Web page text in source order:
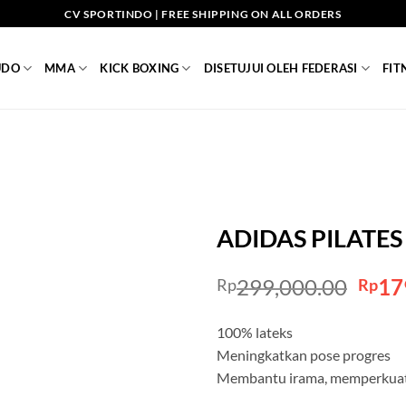
CV SPORTINDO | FREE SHIPPING ON ALL ORDERS
MMA KICK BOXING DISETUJUI OLEH FEDERASI
ADIDAS
Rp299,000.00 Rp
100% lateks
Meningkatkan pose progres
Membantu irama,